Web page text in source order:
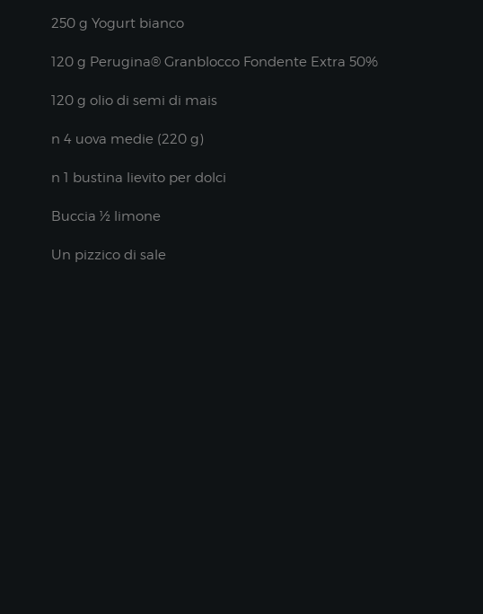
250 g Yogurt bianco
120 g Perugina® Granblocco Fondente Extra 50%
120 g olio di semi di mais
n 4 uova medie (220 g)
n 1 bustina lievito per dolci
Buccia ½ limone
Un pizzico di sale